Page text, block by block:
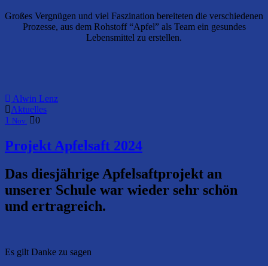
Großes Vergnügen und viel Faszination bereiteten die verschiedenen
Prozesse, aus dem Rohstoff “Apfel” als Team ein gesundes
Lebensmittel zu erstellen.
Alwin Lenz
Aktuelles
1 Nov. 0
Projekt Apfelsaft 2024
Das diesjährige Apfelsaftprojekt an
unserer Schule war wieder sehr schön
und ertragreich.
Es gilt Danke zu sagen